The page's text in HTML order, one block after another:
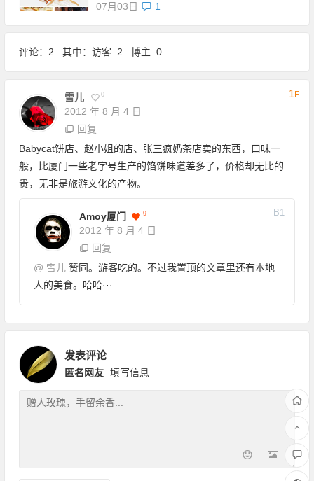
07月03日 1
评论：2 其中：访客 2 博主 0
雪儿 0
2012 年 8 月 4 日
1F
回复
Babycat饼店、赵小姐的店、张三疯奶茶店卖的东西，口味一
般，比厦门一些老字号生产的馅饼味道差多了，价格却无比的
贵，无非是旅游文化的产物。
Amoy厦门 9
2012 年 8 月 4 日
B1
回复
@ 雪儿赞同。游客吃的。不过我置顶的文章里还有本地
人的美食。哈哈···
发表评论
匿名网友 填写信息